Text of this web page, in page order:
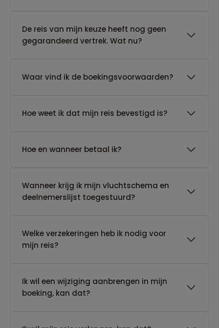
De reis van mijn keuze heeft nog geen
gegarandeerd vertrek. Wat nu?
Waar vind ik de boekingsvoorwaarden?
Hoe weet ik dat mijn reis bevestigd is?
Hoe en wanneer betaal ik?
Wanneer krijg ik mijn vluchtschema en
deelnemerslijst toegestuurd?
Welke verzekeringen heb ik nodig voor
mijn reis?
Ik wil een wijziging aanbrengen in mijn
boeking, kan dat?